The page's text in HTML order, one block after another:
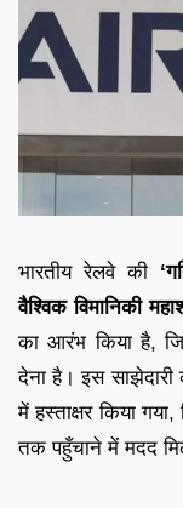
भारतीय रेलवे की
वैश्विक विमानिकी
का आरंभ किया है,
देना है। इस
में हस्ताक्षर किया
तक पहुँचाने में मदद